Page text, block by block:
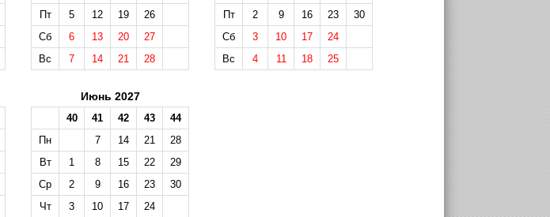
Пт
5 12 19
26
Сб
6 13 20
27
Вс
7 14 21 28
Пт
2 9 16 23
30
Сб
3 10 17
24
Вс
4 11 18 25
Июнь 2027
40 41 42 43
44
Пн
7 14 21
28
Вт
1 8 15 22
29
Ср
2 9 16 23
30
Чт
3 10 17 24